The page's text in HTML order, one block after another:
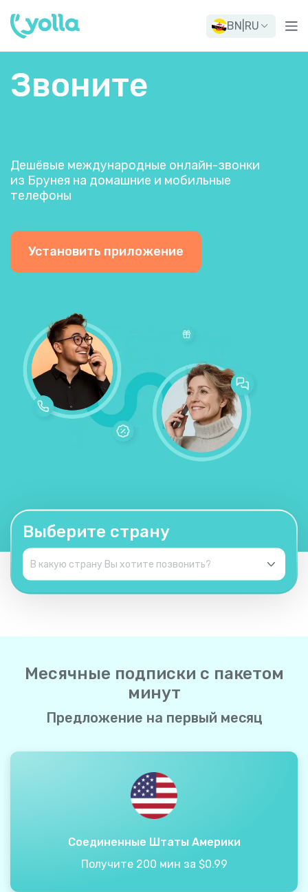
BN RU
Звоните
Дешёвые международные онлайн-звонки
из Брунея на домашние и мобильные
телефоны
Установить приложение
Выберите страну
Месячные подписки с пакетом
минут
Предложение на первый месяц
Соединенные Штаты Америки
Получите 200 мин за $0.99